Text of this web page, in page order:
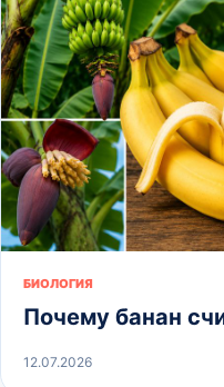
БИОЛОГИЯ
Почему банан
12.07.2026